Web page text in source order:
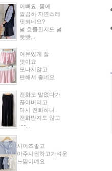
이뻐요. 몸에
깔끔히 자연스레
핏되네요?
넘 흐물힌지도 넘
빳빳...
여유있게 잘
맞아요
모나지않고
편해서 좋네요
전화도 말없다가
끊어버리고
다시 전화하니
전화받지도 않고
~~...
사이즈좋고
아주시원하고가벼운
느낌이예요